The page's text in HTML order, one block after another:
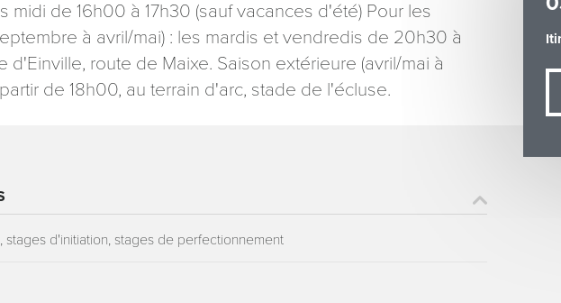
midi de 16h00 à 17h30 (sauf vacances d'été) Pour les
à avril/mai) : les mardis et vendredis de 20h30 à
route de Maixe. Saison extérieure (avril/mai à
de 18h00, au terrain d'arc, stade de l'écluse.
stages d'initiation, stages de perfectionnement
Les informations recueillies à partir de ce formulaire sont nécessaires au traitement de votre demande
mention contraire). Vous disposez d’un droit d’accès, de rectification et d’opposition aux données vous
concernant, que vous pouvez exercer en adressant une demande par courriel à